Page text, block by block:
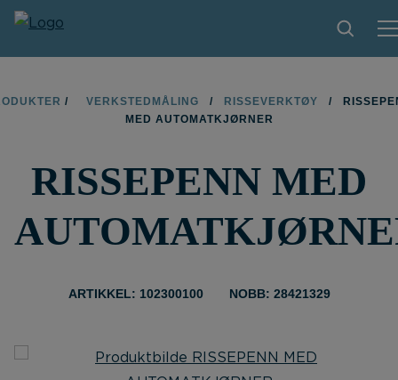
PRODUKTER
BLI FORHANDLER
OM LIMIT
NEDLASTINGER
/ VERKSTEDMÅLING / RISSEVERKTØY /
MED AUTOMATKJØRNER
RISSEPENN MED
ARTIKKEL: 102300100 NOBB: 28421329